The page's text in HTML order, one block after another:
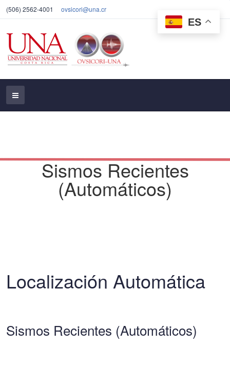
(506) 2562-4001 ovsicori@una.cr
ES
Sismos Recientes
(Automáticos)
Localización Automática
Sismos Recientes (Automáticos)